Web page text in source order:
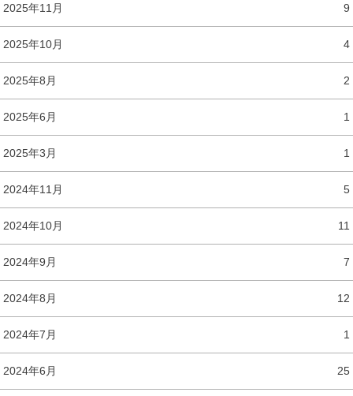
2025年11月 9
2025年10月 4
2025年8月 2
2025年6月 1
2025年3月 1
2024年11月 5
2024年10月 11
2024年9月 7
2024年8月 12
2024年7月 1
2024年6月 25